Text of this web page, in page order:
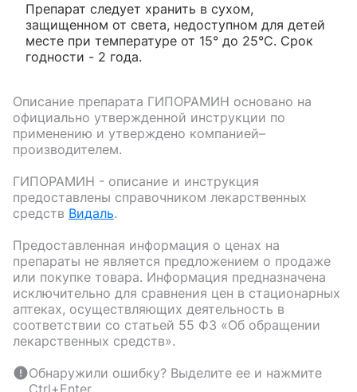
Препарат следует хранить в сухом,
защищенном от света, недоступном для детей
месте при температуре от 15° до 25°С. Срок
годности - 2 года.
Описание препарата ГИПОРАМИН основано на
официально утвержденной инструкции по
применению и утверждено компанией–
производителем.
ГИПОРАМИН - описание и инструкция
предоставлены справочником лекарственных
средств Видаль.
Предоставленная информация о ценах на
препараты не является предложением о продаже
или покупке товара. Информация предназначена
исключительно для сравнения цен в стационарных
аптеках, осуществляющих деятельность в
соответствии со статьей 55 ФЗ «Об обращении
лекарственных средств».
Обнаружили ошибку? Выделите ее и нажмите
Ctrl+Enter.